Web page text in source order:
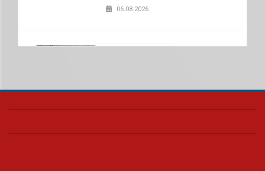
06.08.2026
Nova apresentação do Centro
realizará nova edição da Feira